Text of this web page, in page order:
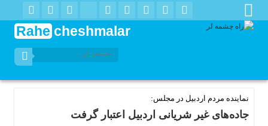
Rahe cheshmalar
نماینده مردم اردبیل در مجلس:
جاده‌های غیر شریانی اردبیل اعتبار گرفت